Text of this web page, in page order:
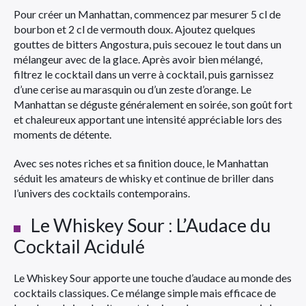
Pour créer un Manhattan, commencez par mesurer 5 cl de
bourbon et 2 cl de vermouth doux. Ajoutez quelques
gouttes de bitters Angostura, puis secouez le tout dans un
mélangeur avec de la glace. Après avoir bien mélangé,
filtrez le cocktail dans un verre à cocktail, puis garnissez
d’une cerise au marasquin ou d’un zeste d’orange. Le
Manhattan se déguste généralement en soirée, son goût fort
et chaleureux apportant une intensité appréciable lors des
moments de détente.
Avec ses notes riches et sa finition douce, le Manhattan
séduit les amateurs de whisky et continue de briller dans
l’univers des cocktails contemporains.
Le Whiskey Sour : L’Audace du
Cocktail Acidulé
Le Whiskey Sour apporte une touche d’audace au monde des
cocktails classiques. Ce mélange simple mais efficace de